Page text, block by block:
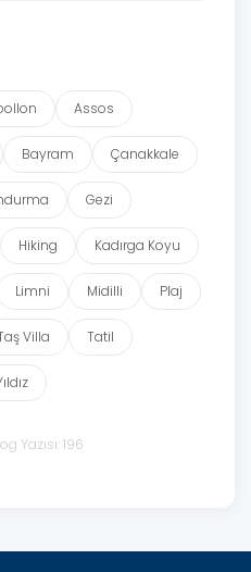
Assos
Bayram Çanakkale
Gezi
Hiking Kadırga Koyu
Limni Midilli Plaj
Villa Tatil
Yazısı: 196